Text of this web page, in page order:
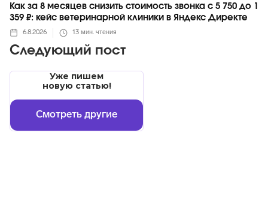
Следующий пост
Как за 8 месяцев снизить стоимость звонка с 5 750 до 1
359 ₽: кейс ветеринарной клиники в Яндекс Директе
6.8.2026 13 мин. чтения
Уже пишем
новую статью!
Смотреть другие